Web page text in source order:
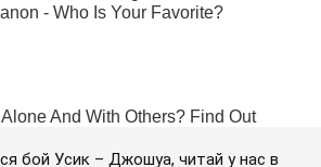
бой Усик – Джошуа, читай у нас в